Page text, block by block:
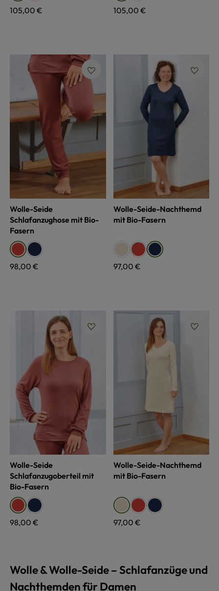
Regulärer Preis:
105,00 € Regulärer Preis:
105,00 €
Wolle-Seide
Schlafanzughose mit Bio-
Fasern
Farbe auswählen
rost marine
Regulärer Preis:
98,00 €
Wolle-Seide-Nachthemd
mit Bio-Fasern
Farbe auswählen
naturweiß
rost marine
Regulärer Preis:
97,00 €
Wolle-Seide
Schlafanzugoberteil mit
Bio-Fasern
Farbe auswählen
rost marine
Regulärer Preis:
98,00 €
Wolle-Seide-Nachthemd
mit Bio-Fasern
Farbe auswählen
naturweiß
rost marine
Regulärer Preis:
97,00 €
Wolle & Wolle-Seide – Schlafanzüge und
Nachthemden für Damen